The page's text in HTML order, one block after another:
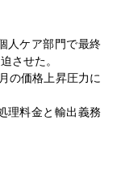
人ケア部門で最終
させた。
の価格上昇圧力に
理料金と輸出義務